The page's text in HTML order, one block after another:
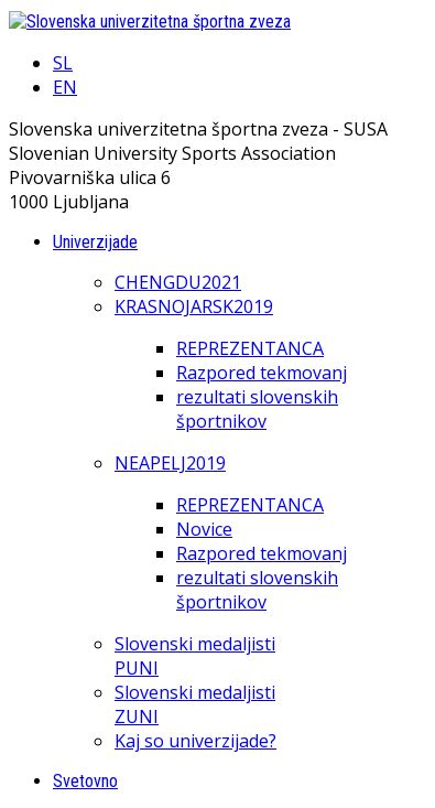
SL
EN
Slovenska univerzitetna športna zveza - SUSA
Slovenian University Sports Association
Pivovarniška ulica 6
1000 Ljubljana
Univerzijade
CHENGDU2021
KRASNOJARSK2019
REPREZENTANCA
Razpored tekmovanj
rezultati slovenskih
športnikov
NEAPELJ2019
REPREZENTANCA
Novice
Razpored tekmovanj
rezultati slovenskih
športnikov
Slovenski medaljisti
PUNI
Slovenski medaljisti
ZUNI
Kaj so univerzijade?
Svetovno